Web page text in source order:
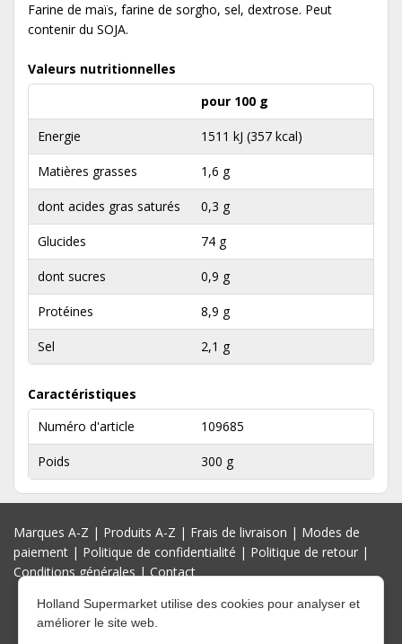
Farine de maïs, farine de sorgho, sel, dextrose. Peut
contenir du SOJA.
Valeurs nutritionnelles
pour 100 g
Energie 1511 kJ (357 kcal)
Matières grasses 1,6 g
dont acides gras saturés 0,3 g
Glucides 74 g
dont sucres 0,9 g
Protéines 8,9 g
Sel 2,1 g
Caractéristiques
Numéro d'article
109685
Poids 300 g
Marques A-Z | Produits A-Z | Frais de livraison | Modes de
paiement | Politique de confidentialité | Politique de retour |
Conditions générales|Contact
Holland Supermarket utilise des cookies pour analyser et
améliorer le site web.